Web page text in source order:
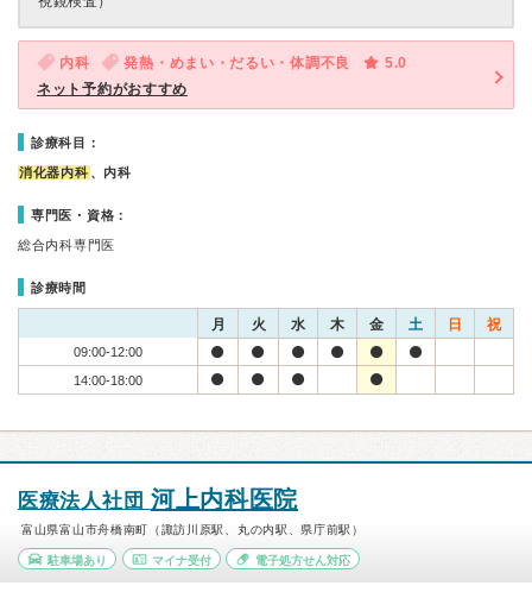
内科 発熱・めまい・だるい・体調不良
5.0
ネット予約がおすすめ
診療科目：
消化器内科 、内科
専門医・資格：
総合内科専門医
診療時間
月 火 水 木 金 土 日 祝
09:00-12:00
14:00-18:00
医療法人社団 河上内科医院
富山県富山市舟橋南町（諏訪川原駅、丸の内駅、県庁前駅）
駐車場あり マイナ受付 電子処方せん対応